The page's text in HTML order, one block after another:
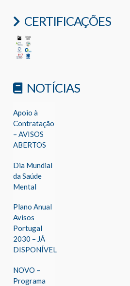
CERTIFICAÇÕES
NOTÍCIAS
Apoio à
Contratação
– AVISOS
ABERTOS
Dia Mundial
da Saúde
Mental
Plano Anual
Avisos
Portugal
2030 – JÁ
DISPONÍVEL
NOVO –
Programa